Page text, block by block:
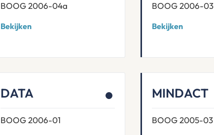
BOOG 2006-04a
Bekijken
BOOG 2006-03
Bekijken
DATA
BOOG 2006-01
MINDACT
BOOG 2005-03